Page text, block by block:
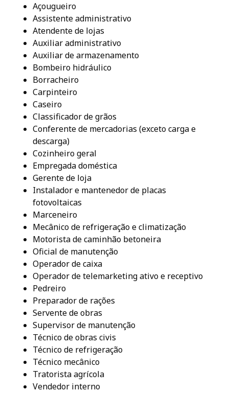
Açougueiro
Assistente administrativo
Atendente de lojas
Auxiliar administrativo
Auxiliar de armazenamento
Bombeiro hidráulico
Borracheiro
Carpinteiro
Caseiro
Classificador de grãos
Conferente de mercadorias (exceto carga e
descarga)
Cozinheiro geral
Empregada doméstica
Gerente de loja
Instalador e mantenedor de placas
fotovoltaicas
Marceneiro
Mecânico de refrigeração e climatização
Motorista de caminhão betoneira
Oficial de manutenção
Operador de caixa
Operador de telemarketing ativo e receptivo
Pedreiro
Preparador de rações
Servente de obras
Supervisor de manutenção
Técnico de obras civis
Técnico de refrigeração
Técnico mecânico
Tratorista agrícola
Vendedor interno